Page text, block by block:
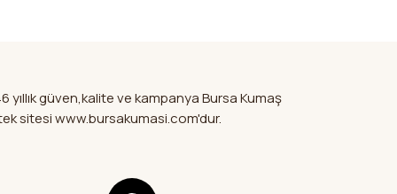
aldım daha çok alsaydim keşke
bulunuyor.
pahalı.
olmalı.
güven,kalite ve kampanya Bursa Kumaş
sitesi www.bursakumasi.com'dur.